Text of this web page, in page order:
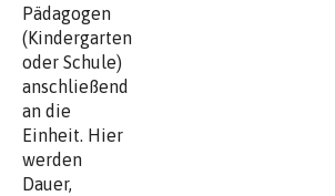
Pädagogen
(Kindergarten
oder Schule)
anschließend
an die
Einheit. Hier
werden
Dauer,